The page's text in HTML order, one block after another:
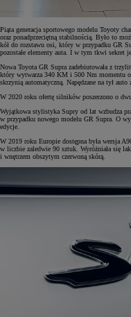
Piąta generacja sportowego modelu Toyoty
oraz ponadprzeciętną stabilnością. Było to
kół do rozstawu osi, który w przypadku GR
pozostałe elementy auta. I w tym tkwi sekret
Nowa Toyota GR Supra zadebiutowała z
który wytwarza 340 KM i 500 Nm momentu
skrzynią automatyczną. Napędzane na tył
W 2020 roku ofertę silników poszerzono o
Wyjątkowa stylistyka Supry od lat wzbudza
w przypadku nowego modelu GR Supra. O
edycje.
W 2019 roku Europie dostępna była wersja
w liczbie zaledwie 90 sztuk. Wyróżniała się
i wnętrzem obszytym czerwoną skórą.